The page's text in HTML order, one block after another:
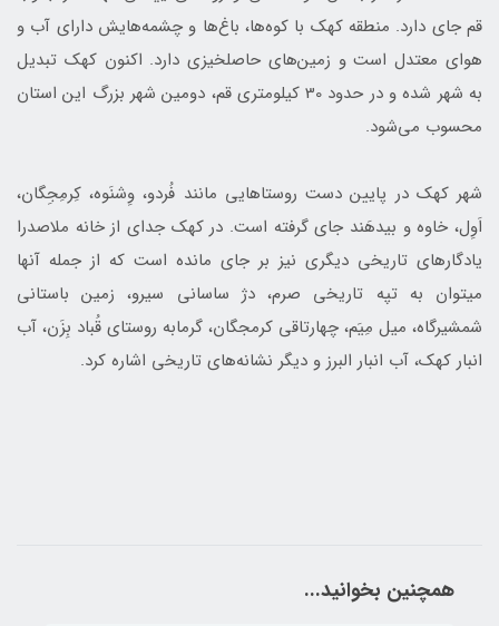
قم جای دارد. منطقه کهک با کوه‌ها، باغ‌ها و چشمه‌هایش دارای آب و
هوای معتدل است و زمین‌های حاصلخیزی دارد. اکنون كهك تبدیل
به شهر شده و در حدود 30 كيلومتري قم، دومین شهر بزرگ این استان
محسوب می‌شود.
شهر كهك در پایین دست روستاهايی مانند فُردو، وِشنَوه، كِرمِجِگان،
اَوِل، خاوه و بيدهَند جای گرفته است. در کهک جدای از خانه ملاصدرا
یادگارهای تاریخی دیگری نیز بر جای مانده است که از جمله آن‎ها
می‎توان به تپه تاريخي صرم، دژ ساساني سيرو، زمین باستاني
شمشيرگاه، ميل مِيَم، چهارتاقي كرمجگان، گرمابه روستاي قُباد بِزَن، آب
انبار كهك، آب انبار البرز و دیگر نشانه‌های تاریخی اشاره کرد.
همچنین بخوانید...